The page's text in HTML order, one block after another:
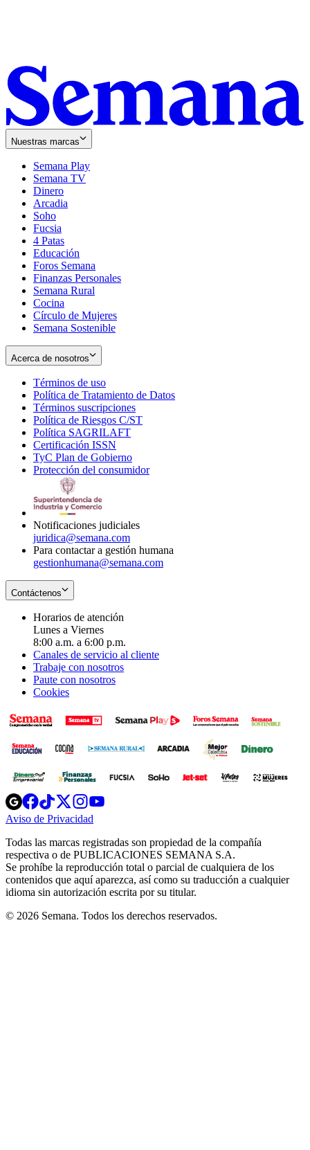
Nuestras marcas
Semana Play
Semana TV
Dinero
Arcadia
Soho
in
new
window
Fucsia
in
new
window
4 Patas
Educación
Foros Semana
Finanzas Personales
Semana Rural
Cocina
Círculo de Mujeres
Semana Sostenible
Acerca de nosotros
Términos de uso
in
new
window
Política de Tratamiento de Datos
Términos suscripciones
in
Política de Riesgos C/ST
Política SAGRILAFT
new
window
Certificación ISSN
in
new
TyC Plan de Gobierno
in
Protección del consumidorOpens
Notificaciones judiciales
juridica@semana.com
Para contactar a gestión humana
gestionhumana@semana.com
Contáctenos
Horarios de atención
Lunes a Viernes
8:00 a.m. a 6:00 p.m.
Canales de servicio al cliente
Trabaje con nosotros
Paute con nosotros
Cookies
Opens
in
new
Opens
in
new
Opens
in
new
window
Opens
new
windowwindow
Aviso de Privacidad
new
window
Todas las marcas registradas son propiedad de la compañía
respectiva o de PUBLICACIONES SEMANA S.A.
Se prohíbe la reproducción total o parcial de cualquiera de los
contenidos que aquí aparezca, así como su traducción a cualquier
idioma sin autorización escrita por su titular.
© 2026 Semana. Todos los derechos reservados.